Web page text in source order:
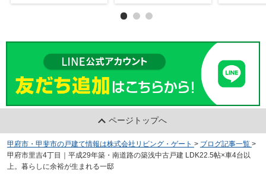
ページトップへ
甲府市・甲斐市の戸建て情報は株式会社リビング・ゲート > ブログ記事一覧 >
甲府市里吉4丁目｜平成29年築・南道路の築浅中古戸建 LDK22.5帖×車4台以
上。暮らしに余裕が生まれる一邸